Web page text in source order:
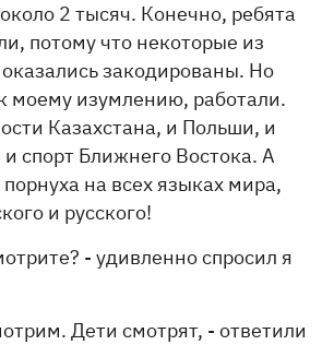
2 тысяч. Конечно, ребята
потому что некоторые из
закодированы. Но
моему изумлению, работали.
Казахстана, и Польши, и
спорт Ближнего Востока. А
на всех языках мира,
и русского!
- удивленно спросил я
Дети смотрят, - ответили